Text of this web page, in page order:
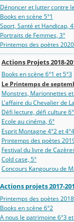
Dénoncer et lutter contre
Books en scène 5°1
Sport, Santé et Handicap,
Portraits de Femmes, 3°
Printemps des poètes 2020
Actions Projets 2018-
Books en scène 6°1 et 5°3
Le Printemps de
Monstres, Marionnettes et
L'affaire du Chevalier de
Défi lecture, défi culture
Ecole au cinéma, 6°
Esprit Montagne 4°2 et 4°4
Printemps des poètes
Festival du livre de
Cold case, 5°
Concours Kangourou de
Actions projets 2017-
Printemps des poètes 2018
Books en scène 6°2
A nous le patrimoine 6°3